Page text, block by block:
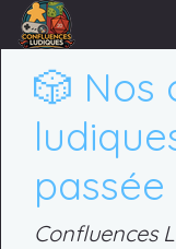
ACCUEIL
L’ASSOCIATION
ADHÉRER
AGENDA
ACTUS
🎲
passée
Confluences